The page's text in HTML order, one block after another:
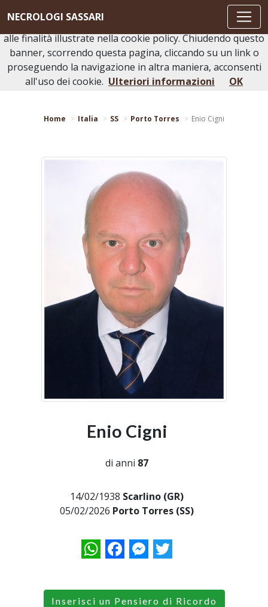
NECROLOGI SASSARI
Torna indietro Stampa bacheca
Home Italia SS Porto Torres Enio Cigni
Enio Cigni
di anni 87
14/02/1938 Scarlino (GR)
05/02/2026 Porto Torres (SS)
WhatsAppFacebookMessenger
Twitter
Inserisci un Pensiero di Ricordo
Questo sito o gli strumenti terzi da questo utilizzati si
avvalgono di cookie necessari al funzionamento ed utili
alle finalità illustrate nella cookie policy. Chiudendo questo
banner, scorrendo questa pagina, cliccando su un link o
proseguendo la navigazione in altra maniera, acconsenti
all'uso dei cookie. Ulteriori informazioni OK